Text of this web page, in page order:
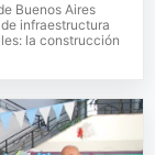
Buenos Aires
infraestructura
la construcción